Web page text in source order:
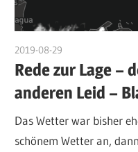
2019-08-29
Rede zur Lage –
anderen Leid –
Das Wetter war bisher
schönem Wetter an,